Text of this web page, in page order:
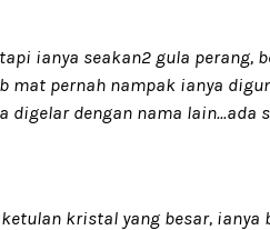
ianya seakan2 gula perang,
mat pernah nampak ianya
dengan nama lain...ada
kristal yang besar,